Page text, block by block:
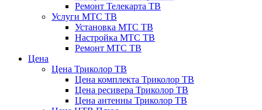
Ремонт Телекарта ТВ
Услуги МТС ТВ
Установка МТС ТВ
Настройка МТС ТВ
Ремонт МТС ТВ
Цена
Цена Триколор ТВ
Цена комплекта Триколор ТВ
Цена ресивера Триколор ТВ
Цена антенны Триколор ТВ